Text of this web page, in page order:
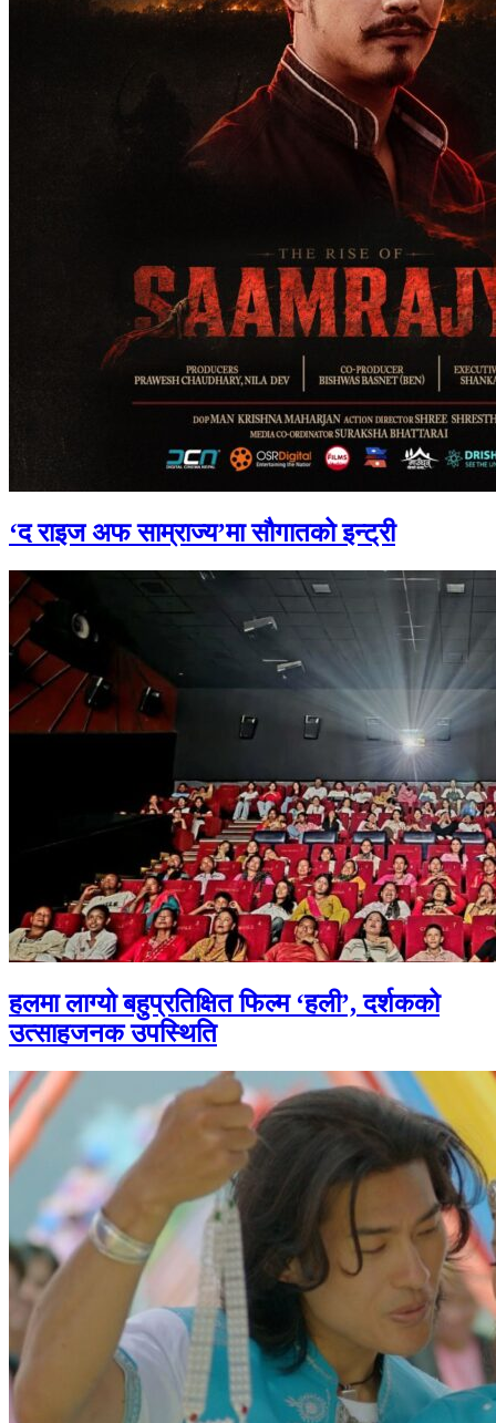
‘द राइज अफ साम्राज्य’मा सौगातको इन्ट्री
हलमा लाग्यो बहुप्रतिक्षित फिल्म ‘हली’, दर्शकको
उत्साहजनक उपस्थिति